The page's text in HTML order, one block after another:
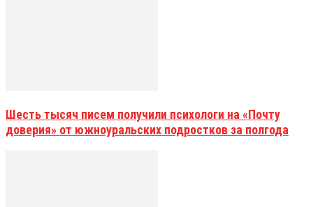
Шесть тысяч писем получили психологи на «Почту
доверия» от южноуральских подростков за полгода